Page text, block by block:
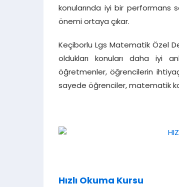
konularında iyi bir performans
önemi ortaya çıkar.
Keçiborlu Lgs Matematik Özel
oldukları konuları daha iyi
öğretmenler, öğrencilerin
sayede öğrenciler, matematik
Hızlı Okuma Kursu